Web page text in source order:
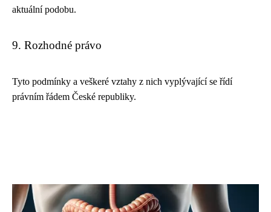
aktuální podobu.
9. Rozhodné právo
Tyto podmínky a veškeré vztahy z nich vyplývající se řídí
právním řádem České republiky.